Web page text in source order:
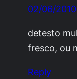
02/06/2010
detesto
fresco, ou
Reply